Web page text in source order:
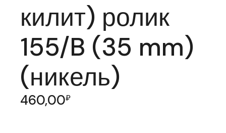
килит) ролик
155/B (35 mm)
(никель)
460,00₽